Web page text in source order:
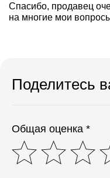
Спасибо, продавец
на многие мои
Поделитесь
Общая оценка *